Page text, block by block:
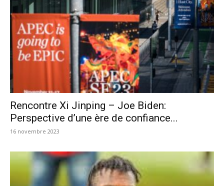
Rencontre Xi Jinping – Joe Biden:
Perspective d’une ère de confiance...
16 novembre 2023